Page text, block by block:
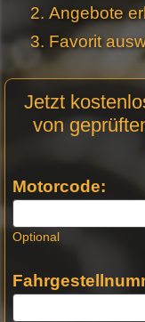
Angebote
Favorit
Anfrage
Stellen -
Jetzt
von
Motorcode:
Optional